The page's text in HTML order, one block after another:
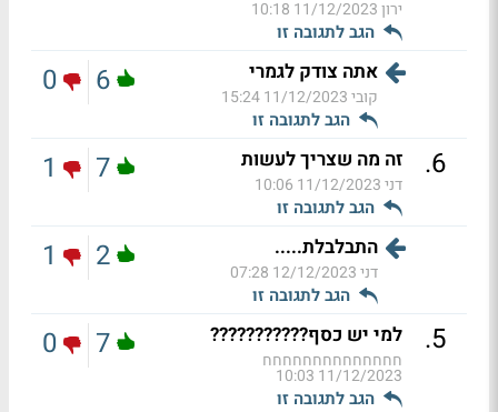
ירון11/12/2023 10:18
הגב לתגובה זו
אתה צודק לגמרי
קובי11/12/2023 15:24
הגב לתגובה זו
6
0
6
. זה מה שצריך לעשות
דני11/12/2023 10:06
הגב לתגובה זו
7
1
התבלבלת.....
דני12/12/2023 07:28
הגב לתגובה זו
2
1
5
. למי יש כסף???????????
חחחחחחחחחחחחחח
11/12/2023 10:03
הגב לתגובה זו
7
0